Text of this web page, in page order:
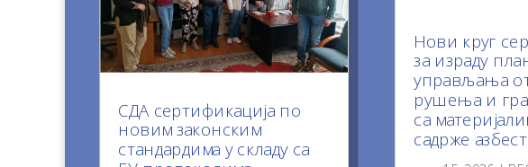
СДА сертификација по
новим законским
стандардима у складу са
Нови круг
за израду
управљања
рушења и
са
садрже азбест